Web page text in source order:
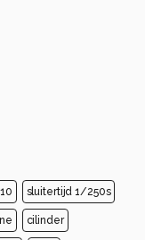
sluitertijd 1/250s
cilinder